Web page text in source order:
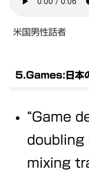
米国男性話者
5.Games:日本
“Game
doubling
mixing